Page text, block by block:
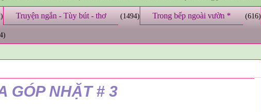
Truyện ngắn - Tùy bút - thơ (1494) Trong bếp ngoài vườn * (616)
GÓP NHẶT # 3